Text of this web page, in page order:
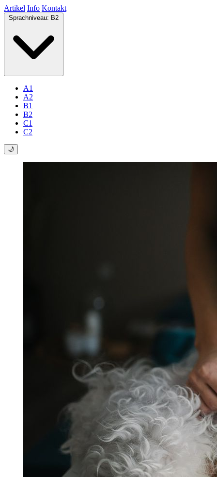
Artikel Info Kontakt
Sprachniveau: B2
A1
A2
B1
B2
C1
C2
🌙